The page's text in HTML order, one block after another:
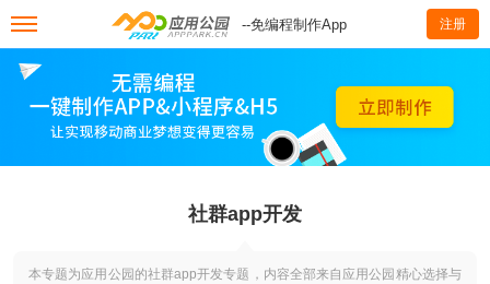
--免编程制作App 注册
社群app开发
本专题为应用公园的社群app开发专题，内容全部来自应用公园精心选择与